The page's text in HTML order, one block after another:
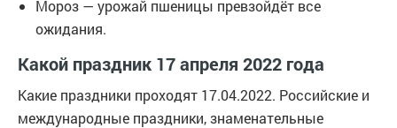
Мороз — урожай пшеницы превзойдёт все
ожидания.
Какой праздник 17 апреля 2022 года
Какие праздники проходят 17.04.2022. Российские и
международные праздники, знаменательные